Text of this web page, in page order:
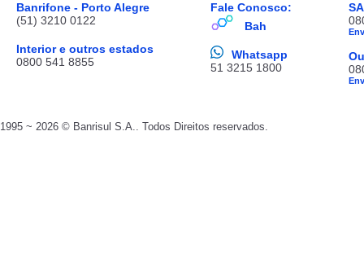
Banrifone - Porto Alegre
(51) 3210 0122
Interior e outros estados
0800 541 8855
Fale Conosco:
Bah
Whatsapp
51 3215 1800
1995 ~ 2026 © Banrisul S.A.. Todos Direitos reservados.